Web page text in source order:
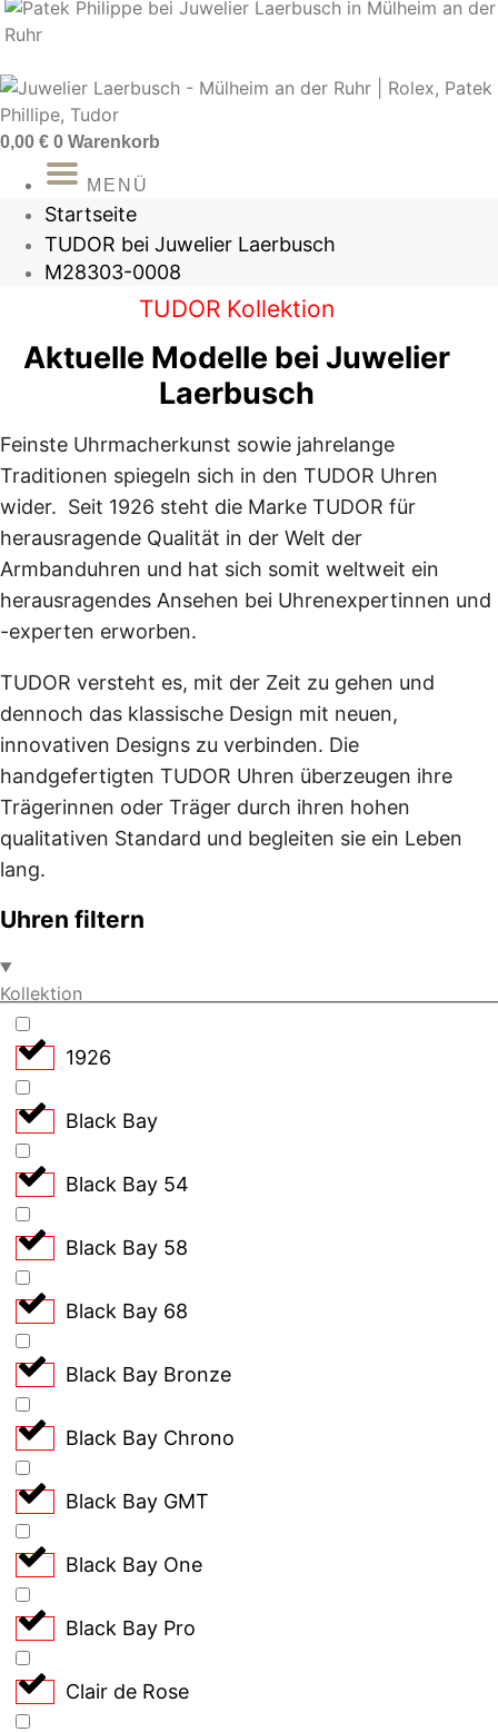
Zum
Inhalt
0,00 € 0 Warenkorb
MENÜ
Startseite
TUDOR bei Juwelier Laerbusch
M28303-0008
TUDOR Kollektion
Aktuelle Modelle bei Juwelier
Laerbusch
Feinste Uhrmacherkunst sowie jahrelange
Traditionen spiegeln sich in den TUDOR Uhren
wider. Seit 1926 steht die Marke TUDOR für
herausragende Qualität in der Welt der
Armbanduhren und hat sich somit weltweit ein
herausragendes Ansehen bei Uhrenexpertinnen und
-experten erworben.
TUDOR versteht es, mit der Zeit zu gehen und
dennoch das klassische Design mit neuen,
innovativen Designs zu verbinden. Die
handgefertigten TUDOR Uhren überzeugen ihre
Trägerinnen oder Träger durch ihren hohen
qualitativen Standard und begleiten sie ein Leben
lang.
Uhren filtern
Kollektion
1926
Black Bay
Black Bay 54
Black Bay 58
Black Bay 68
Black Bay Bronze
Black Bay Chrono
Black Bay GMT
Black Bay One
Black Bay Pro
Clair de Rose